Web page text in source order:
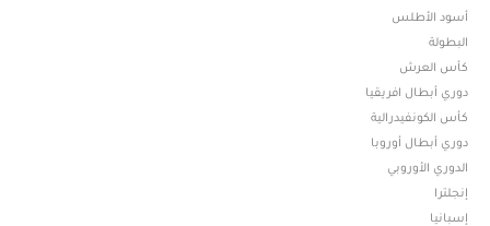
أسود الأطلس
البطولة
كأس العرش
دوري أبطال افريقيا
كأس الكونفيدرالية
دوري أبطال أوروبا
الدوري الأوروبي
إنجلترا
إسبانيا